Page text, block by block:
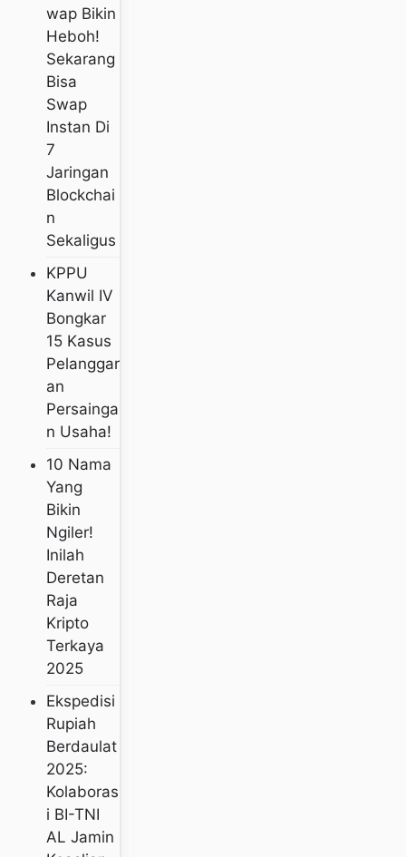
Wap Bikin
Heboh!
Sekarang
Bisa
Swap
Instan Di
7
Jaringan
Blockchai
N
Sekaligus
KPPU
Kanwil IV
Bongkar
15 Kasus
Pelanggar
An
Persainga
N Usaha!
10 Nama
Yang
Bikin
Ngiler!
Inilah
Deretan
Raja
Kripto
Terkaya
2025
Ekspedisi
Rupiah
Berdaulat
2025:
Kolaboras
I BI-TNI
AL Jamin